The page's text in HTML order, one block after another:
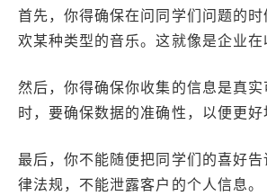
首先，你得确保在问同学们问题的
欢某种类型的音乐。这就像是企业
然后，你得确保你收集的信息是真
时，要确保数据的准确性，以便更好
最后，你不能随便把同学们的喜好
律法规，不能泄露客户的个人信息。